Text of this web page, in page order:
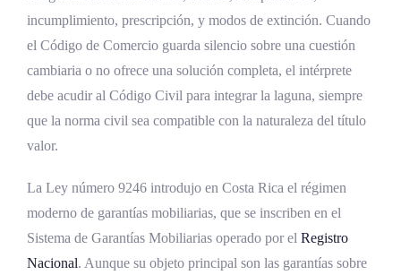
incumplimiento, prescripción, y modos de extinción. Cuando
el Código de Comercio guarda silencio sobre una cuestión
cambiaria o no ofrece una solución completa, el intérprete
debe acudir al Código Civil para integrar la laguna, siempre
que la norma civil sea compatible con la naturaleza del título
valor.
La Ley número 9246 introdujo en Costa Rica el régimen
moderno de garantías mobiliarias, que se inscriben en el
Sistema de Garantías Mobiliarias operado por el Registro
Nacional. Aunque su objeto principal son las garantías sobre